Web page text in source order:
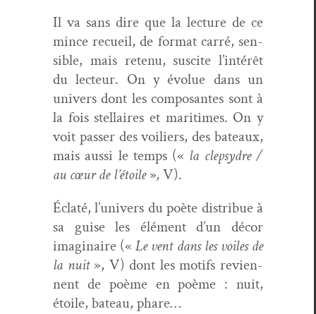
Il va sans dire que la lec­ture de ce
mince recueil, de for­mat car­ré, sen­
si­ble, mais retenu, sus­cite l’intérêt
du lecteur. On y évolue dans un
univers dont les com­posantes sont à
la fois stel­laires et mar­itimes. On y
voit pass­er des voiliers, des bateaux,
mais aus­si le temps (« la clep­sy­dre /
au cœur de l’étoile», V).
Éclaté, l’univers du poète dis­tribue à
sa guise les élé­ment d’un décor
imag­i­naire («Le vent dans les voiles de
la nuit», V) dont les motifs revi­en­
nent de poème en poème : nuit,
étoile, bateau, phare…